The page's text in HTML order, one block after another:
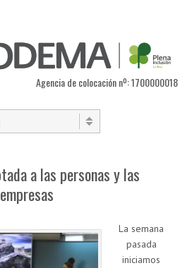
Agencia de colocación nº: 1700000018
a las personas y las
empresas
La semana
pasada
iniciamos